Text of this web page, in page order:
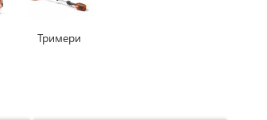
Тримери